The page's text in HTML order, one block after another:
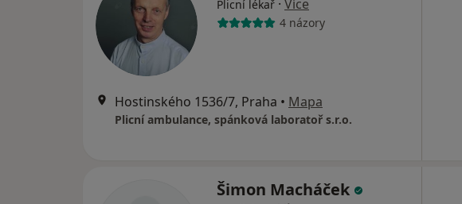
Plicní lékař · Více
4 názory
Hostinského 1536/7, Praha • Mapa
Plicní ambulance, spánková laboratoř s.r.o.
Šimon Macháček